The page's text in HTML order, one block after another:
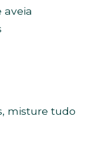
aveia
misture tudo